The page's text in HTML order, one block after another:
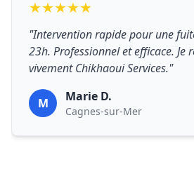
★★★★★
"Intervention rapide pour une
23h. Professionnel et efficace. Je
vivement Chikhaoui Services."
M Marie D.
Cagnes-sur-Mer